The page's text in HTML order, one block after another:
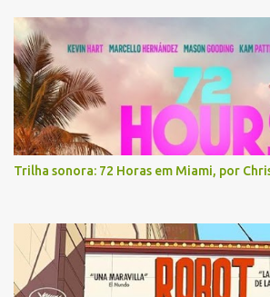
Trilha sonora: 72 Horas em Miami, por